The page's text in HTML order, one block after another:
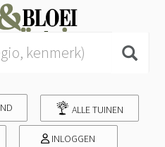
ALLE TUINEN
INLOGGEN